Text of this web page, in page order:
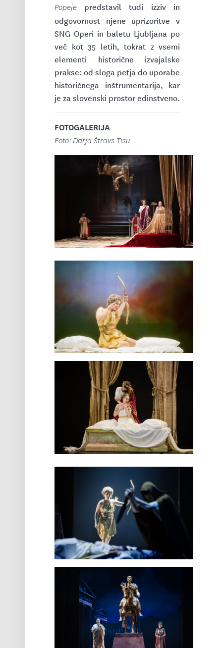
Popeje predstavil tudi izziv in
odgovornost njene uprizoritve v
SNG Operi in baletu Ljubljana po
več kot 35 letih, tokrat z vsemi
elementi historične izvajalske
prakse: od sloga petja do uporabe
historičnega inštrumentarija, kar
je za slovenski prostor edinstveno.
FOTOGALERIJA
Foto: Darja Štravs Tisu